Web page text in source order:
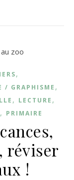
,
/ GRAPHISME ,
, LECTURE ,
, PRIMAIRE
réviser
!